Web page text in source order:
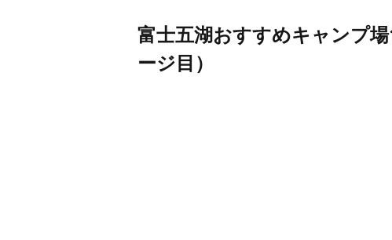
富士五湖おすすめキャンプ
ージ目）